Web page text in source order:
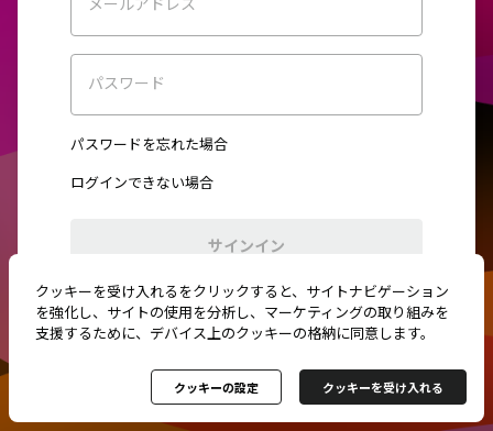
パスワード
パスワードを忘れた場合
ログインできない場合
サインイン
初めてご利用ですか？新規登録
クッキーを受け入れるをクリックすると、サイトナビゲーション
を強化し、サイトの使用を分析し、マーケティングの取り組みを
支援するために、デバイス上のクッキーの格納に同意します。
クッキーの設定 クッキーを受け入れる